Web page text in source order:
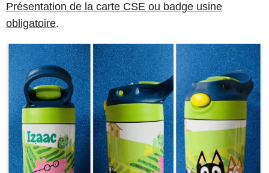
Présentation de la carte CSE ou badge usine
obligatoire.